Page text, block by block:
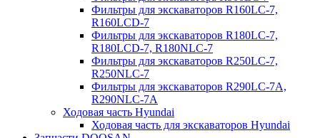
Фильтры для экскаваторов R160LC-7,
R160LCD-7
Фильтры для экскаваторов R180LC-7,
R180LCD-7, R180NLC-7
Фильтры для экскаваторов R250LC-7,
R250NLC-7
Фильтры для экскаваторов R290LC-7A,
R290NLC-7A
Ходовая часть Hyundai
Ходовая часть для экскаваторов Hyundai